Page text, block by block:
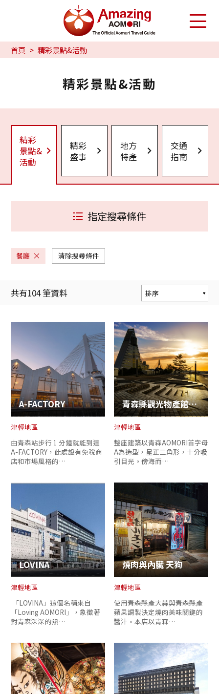
首頁 精彩景點&活動
精彩景點&活動
精彩
景點&
活動
精彩
盛事
地方
特產
交通
指南
指定搜尋條件
餐廳 清除搜尋條件
共有104筆資料
排序
更新時間
最近地點
A-FACTORY
津輕地區
由青森站步行 1 分鐘就能到達
A-FACTORY，此處設有免稅商
店和市場風格的…
青森縣觀光物產館ASPAM
津輕地區
整座建築以青森AOMORI首字母
A為造型，呈正三角形，十分吸
引目光。傍海而…
LOVINA
津輕地區
「LOVINA」這個名稱來自
「Loving AOMORI」，象徵著
對青森深深的熱…
燒肉與內臟 天狗
津輕地區
使用青森縣產大蒜與青森縣產
蘋果調製決定燒肉美味關鍵的
醬汁。本店以青森…